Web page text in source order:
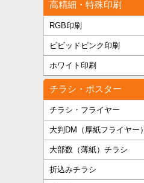
高精細・特殊印刷
RGB印刷
ビビッドピンク印刷
ホワイト印刷
チラシ・ポスター
チラシ・フライヤー
大判DM（厚紙フライヤー）
大部数（薄紙）チラシ
折込みチラシ